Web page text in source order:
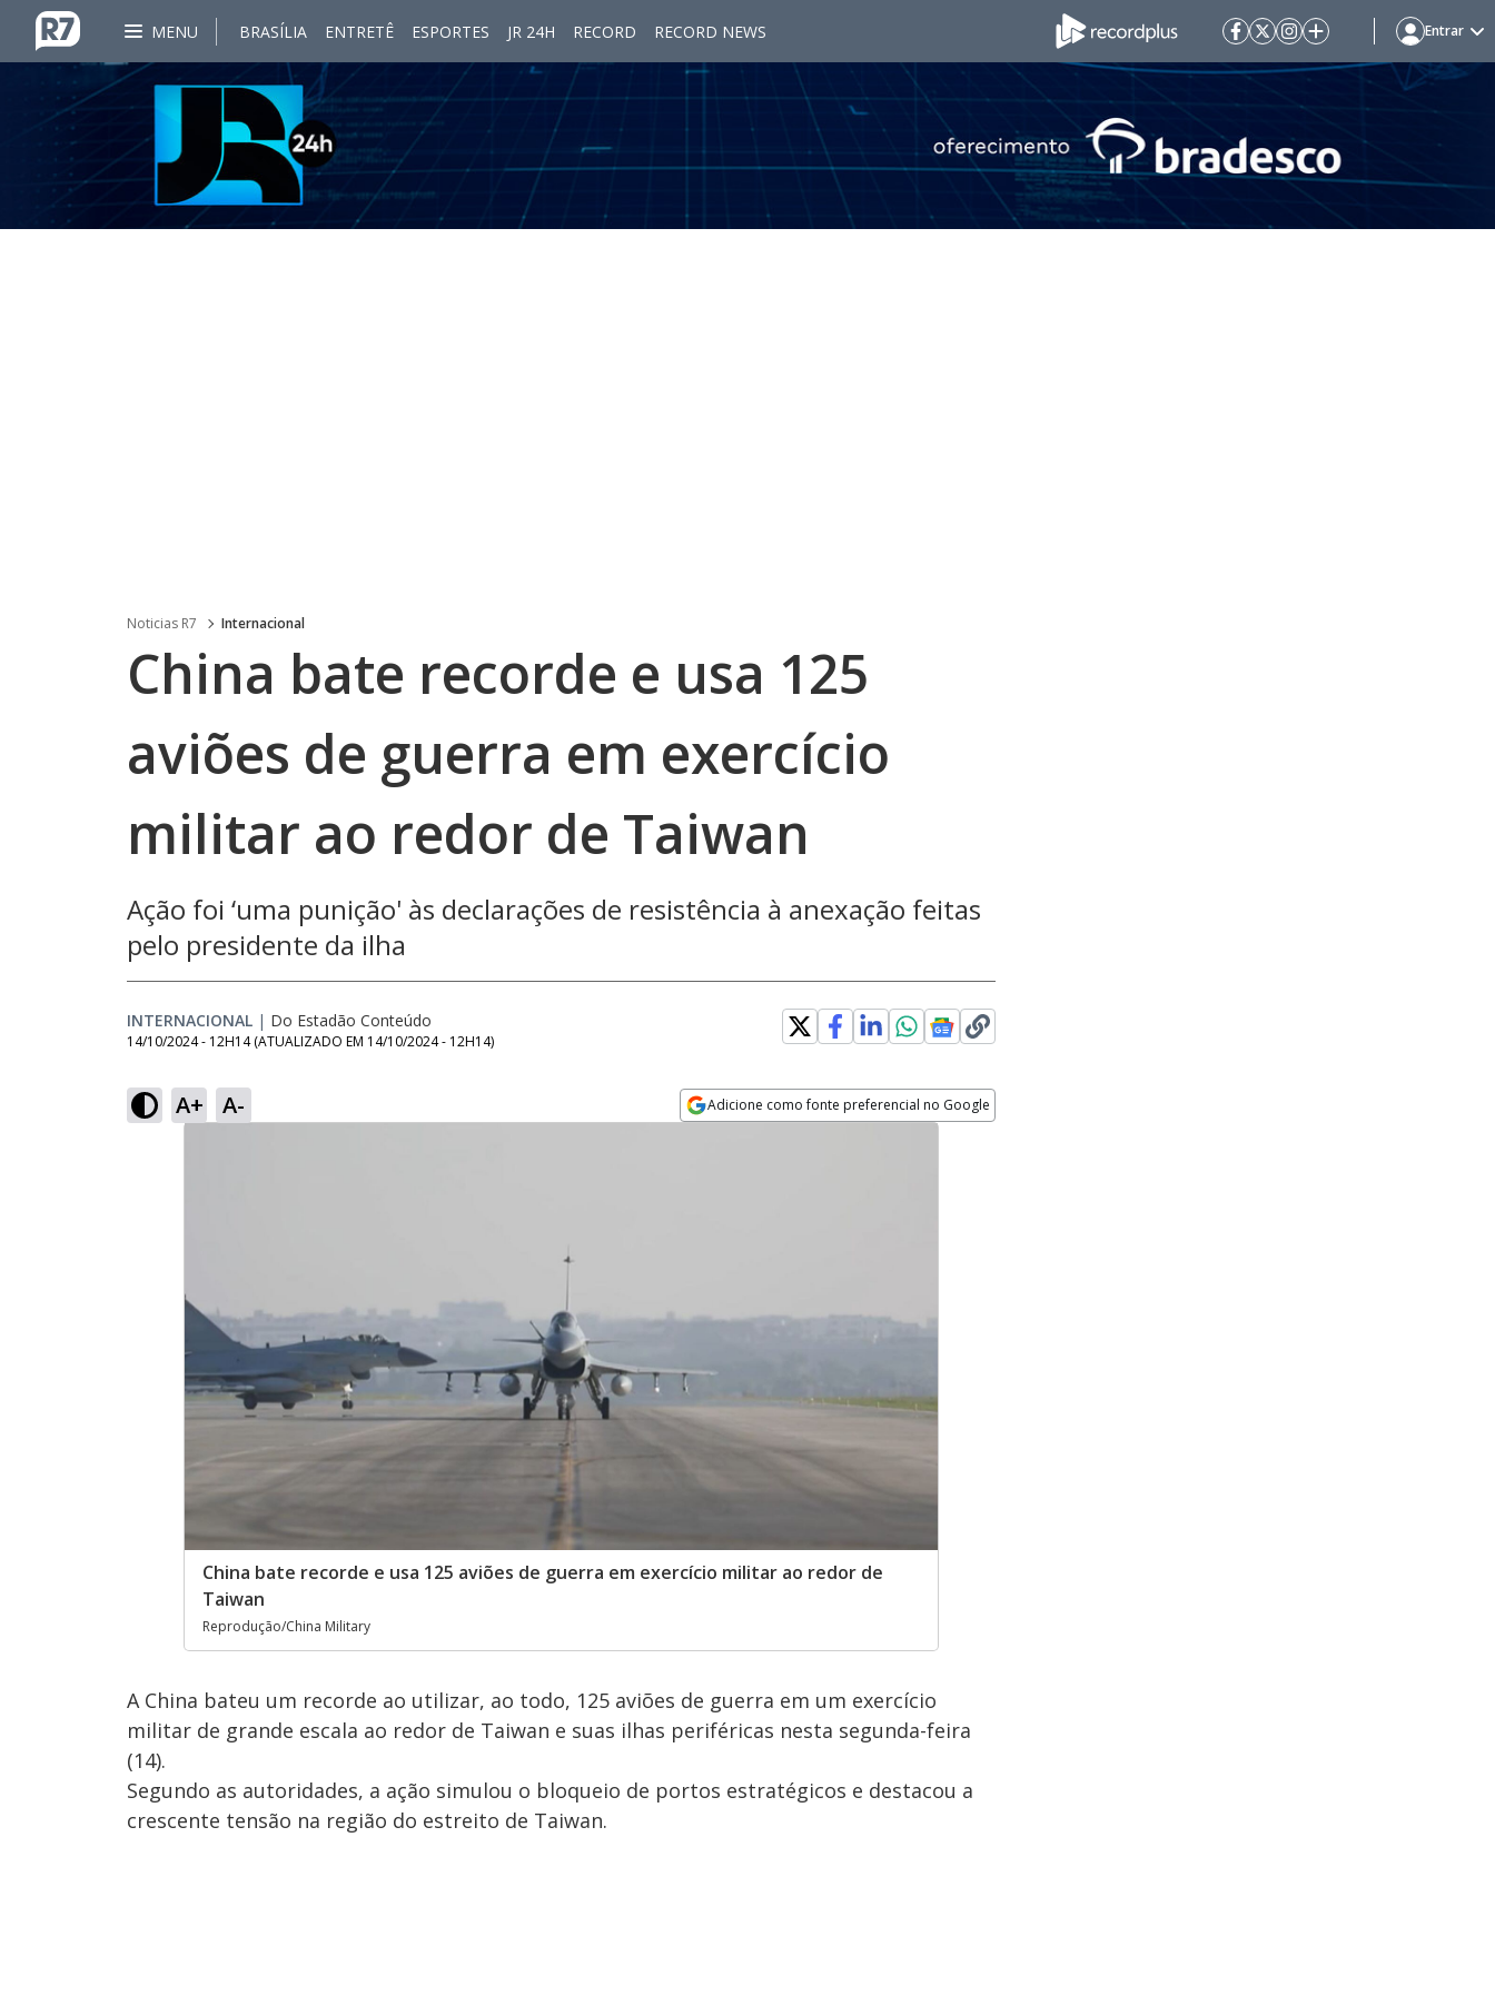
MENU BRASÍLIA ENTRETÊ ESPORTES JR 24H RECORD RECORD NEWS Entrar
Noticias R7 Internacional
China bate recorde e usa 125
aviões de guerra em exercício
militar ao redor de Taiwan
Ação foi ‘uma punição' às declarações de resistência à anexação feitas
pelo presidente da ilha
INTERNACIONAL | Do Estadão Conteúdo
14/10/2024 - 12H14 (ATUALIZADO EM 14/10/2024 - 12H14)
A+ A- Adicione como fonte preferencial no Google
China bate recorde e usa 125 aviões de guerra em exercício militar ao redor de
Taiwan
Reprodução/China Military
A China bateu um recorde ao utilizar, ao todo, 125 aviões de guerra em um exercício
militar de grande escala ao redor de Taiwan e suas ilhas periféricas nesta segunda-feira
(14).
Segundo as autoridades, a ação simulou o bloqueio de portos estratégicos e destacou a
crescente tensão na região do estreito de Taiwan.